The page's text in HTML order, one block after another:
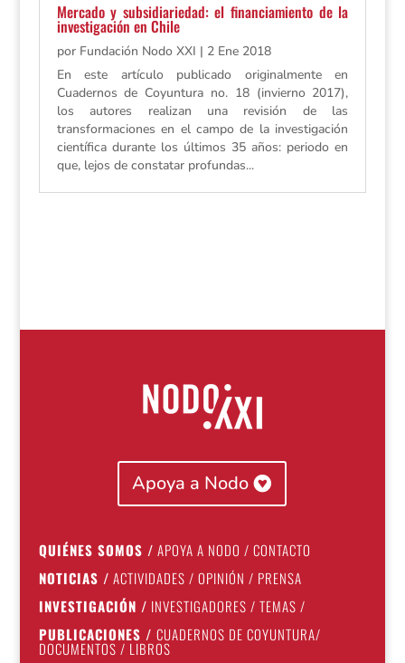
Mercado y subsidiariedad: el financiamiento de la
investigación en Chile
por Fundación Nodo XXI | 2 Ene 2018
En este artículo publicado originalmente en
Cuadernos de Coyuntura no. 18 (invierno 2017),
los autores realizan una revisión de las
transformaciones en el campo de la investigación
científica durante los últimos 35 años: periodo en
que, lejos de constatar profundas...
Apoya a Nodo
QUIÉNES SOMOS / APOYA A NODO / CONTACTO
NOTICIAS / ACTIVIDADES / OPINIÓN / PRENSA
INVESTIGACIÓN / INVESTIGADORES / TEMAS /
PUBLICACIONES / CUADERNOS DE COYUNTURA/
DOCUMENTOS / LIBROS